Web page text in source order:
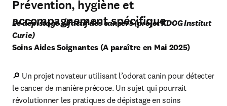
Prévention, hygiène et
accompagnement spécifique
Le dépistage olfactif des cancers (projet KDOG Institut
Curie)
Soins Aides Soignantes (A paraître en Mai 2025)
🔎 Un projet novateur utilisant l’odorat canin pour détecter
le cancer de manière précoce. Un sujet qui pourrait
révolutionner les pratiques de dépistage en soins